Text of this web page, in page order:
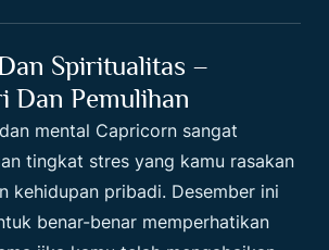
Spiritualitas –
Dan Pemulihan
mental Capricorn sangat
tingkat stres yang kamu rasakan
kehidupan pribadi. Desember ini
benar-benar memperhatikan